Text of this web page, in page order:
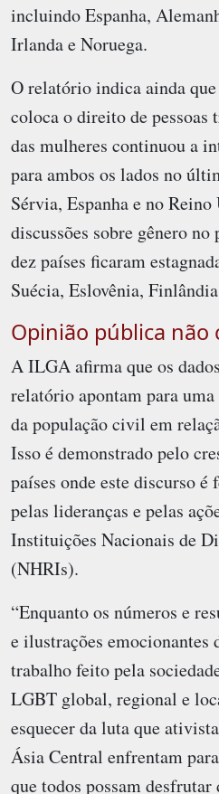
incluindo Espanha,
Irlanda e Noruega.
O relatório indica ainda
coloca o direito de
das mulheres continuou a
para ambos os lados no
Sérvia, Espanha e no
discussões sobre gênero
dez países ficaram
Suécia, Eslovênia,
Opinião pública não
A ILGA afirma que os
relatório apontam para
da população civil em
Isso é demonstrado pelo
países onde este discurso
pelas lideranças e pelas
Instituições Nacionais de
(NHRIs).
“Enquanto os números e
e ilustrações emocionantes
trabalho feito pela
LGBT global, regional e
esquecer da luta que
Ásia Central enfrentam
que todos possam